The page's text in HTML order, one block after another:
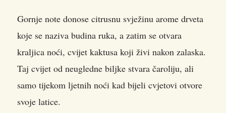
Gornje note donose citrusnu svježinu arome drveta
koje se naziva budina ruka, a zatim se otvara
kraljica noći, cvijet kaktusa koji živi nakon zalaska.
Taj cvijet od neugledne biljke stvara čaroliju, ali
samo tijekom ljetnih noći kad bijeli cvjetovi otvore
svoje latice.